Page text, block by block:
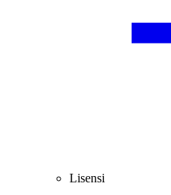
Lisensi